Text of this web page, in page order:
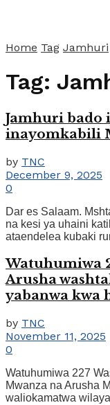
Home Tag Jamhuri
Tag:
Jamhuri bado
inayomkabili
by TNC
December 9, 2025
0
Dar es Salaam.
na kesi ya uhaini
ataendelea kubaki
Watuhumiwa
Arusha
yabanwa kwa
by TNC
November 11, 2025
0
Watuhumiwa 227
Mwanza na Arusha
waliokamatwa